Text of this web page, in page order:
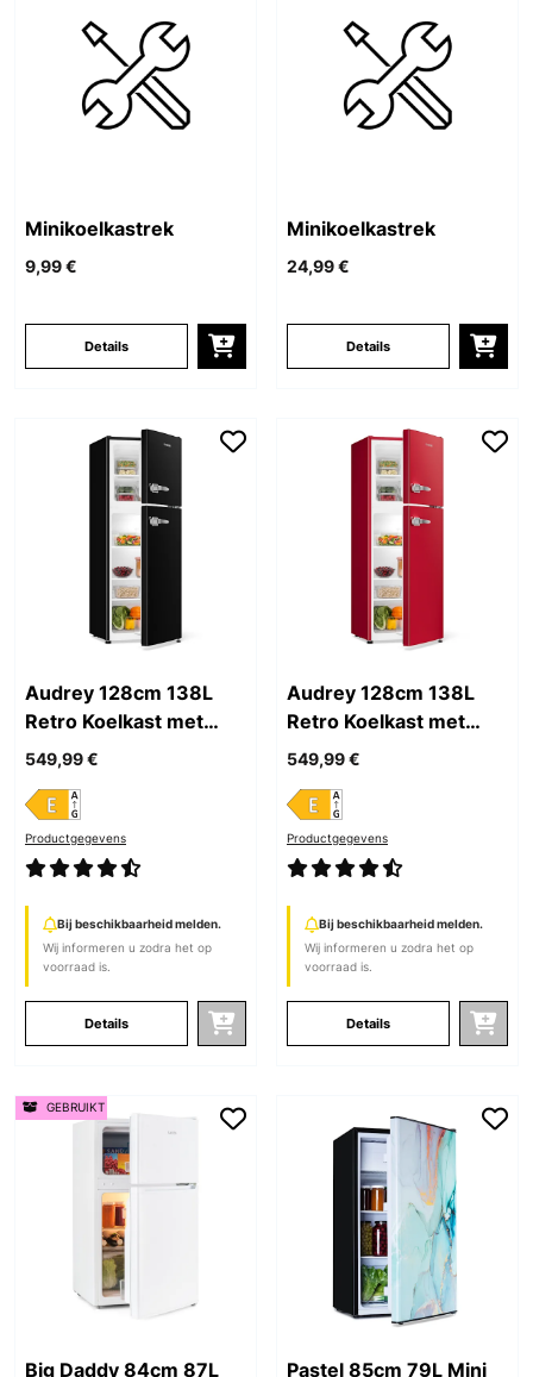
Minikoelkastrek
9,99 €
Details
Minikoelkastrek
24,99 €
Details
Audrey 128cm 138L
Retro Koelkast met
Vriezer Zwart
549,99 €
Productgegevens
Bij beschikbaarheid melden.
Wij informeren u zodra het op
voorraad is.
Details
Audrey 128cm 138L
Retro Koelkast met
Vriezer Rood
549,99 €
Productgegevens
Bij beschikbaarheid melden.
Wij informeren u zodra het op
voorraad is.
Details
Big Daddy 84cm 87L
GEBRUIKT
Pastel 85cm 79L Mini